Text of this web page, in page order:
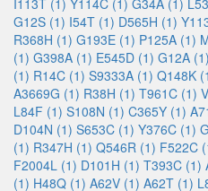
I113T (1) Y114C (1) G34A (1)
G12S (1) I54T (1) D565H (1)
R368H (1) G193E (1) P125A (1)
(1) G398A (1) E545D (1) G12A (1)
(1) R14C (1) S9333A (1) Q148K
A3669G (1) R38H (1) T961C (1)
L84F (1) S108N (1) C365Y (1)
D104N (1) S653C (1) Y376C (1)
(1) R347H (1) Q546R (1) F522C
F2004L (1) D101H (1) T393C (1)
(1) H48Q (1) A62V (1) A62T (1)